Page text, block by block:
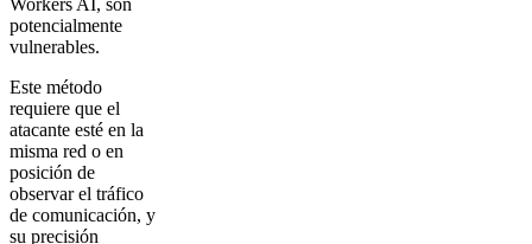
potencialmente
vulnerables.
Este método
requiere que el
atacante esté en la
misma red o en
posición de
observar el tráfico
de comunicación, y
su precisión